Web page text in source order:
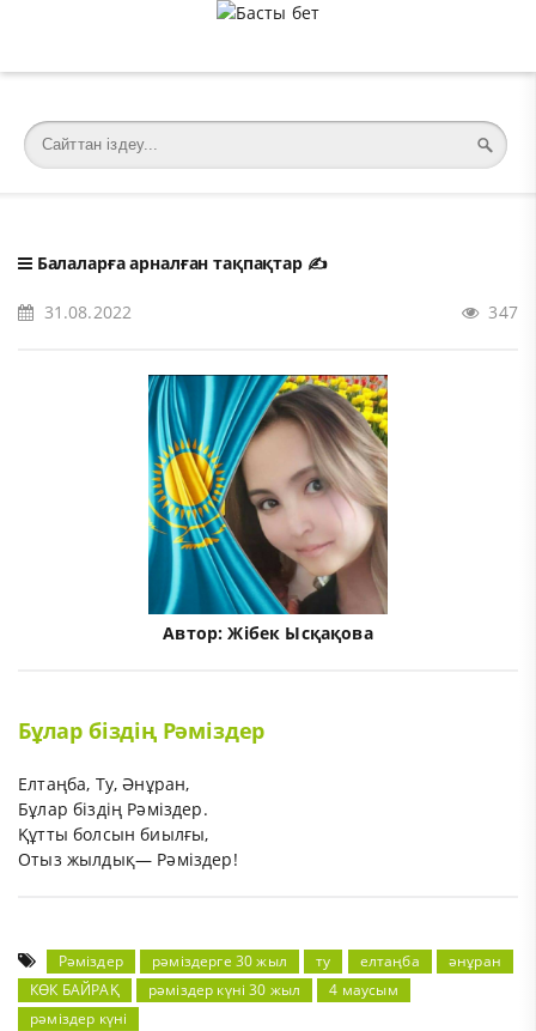
Балаларға арналған тақпақтар✍️
31.08.2022 347
Автор:Жібек Ысқақова
Бұлар біздің Рәміздер
Елтаңба, Ту, Әнұран,
Бұлар біздің Рәміздер.
Құтты болсын биылғы,
Отыз жылдық— Рәміздер!
Рәміздер рәміздерге 30 жыл ту елтаңба
әнұран
КӨК БАЙРАҚ
рәміздер күні 30 жыл
4 маусым
рәміздер күні